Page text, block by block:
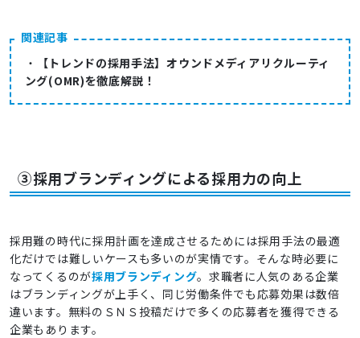
関連記事
・
【トレンドの採用手法】オウンドメディアリクルーティ
ング(OMR)を徹底解説！
③採用ブランディングによる採用力の向上
採用難の時代に採用計画を達成させるためには採用手法の最適
化だけでは難しいケースも多いのが実情です。そんな時必要に
なってくるのが採用ブランディング。求職者に人気のある企業
はブランディングが上手く、同じ労働条件でも応募効果は数倍
違います。無料のＳＮＳ投稿だけで多くの応募者を獲得できる
企業もあります。